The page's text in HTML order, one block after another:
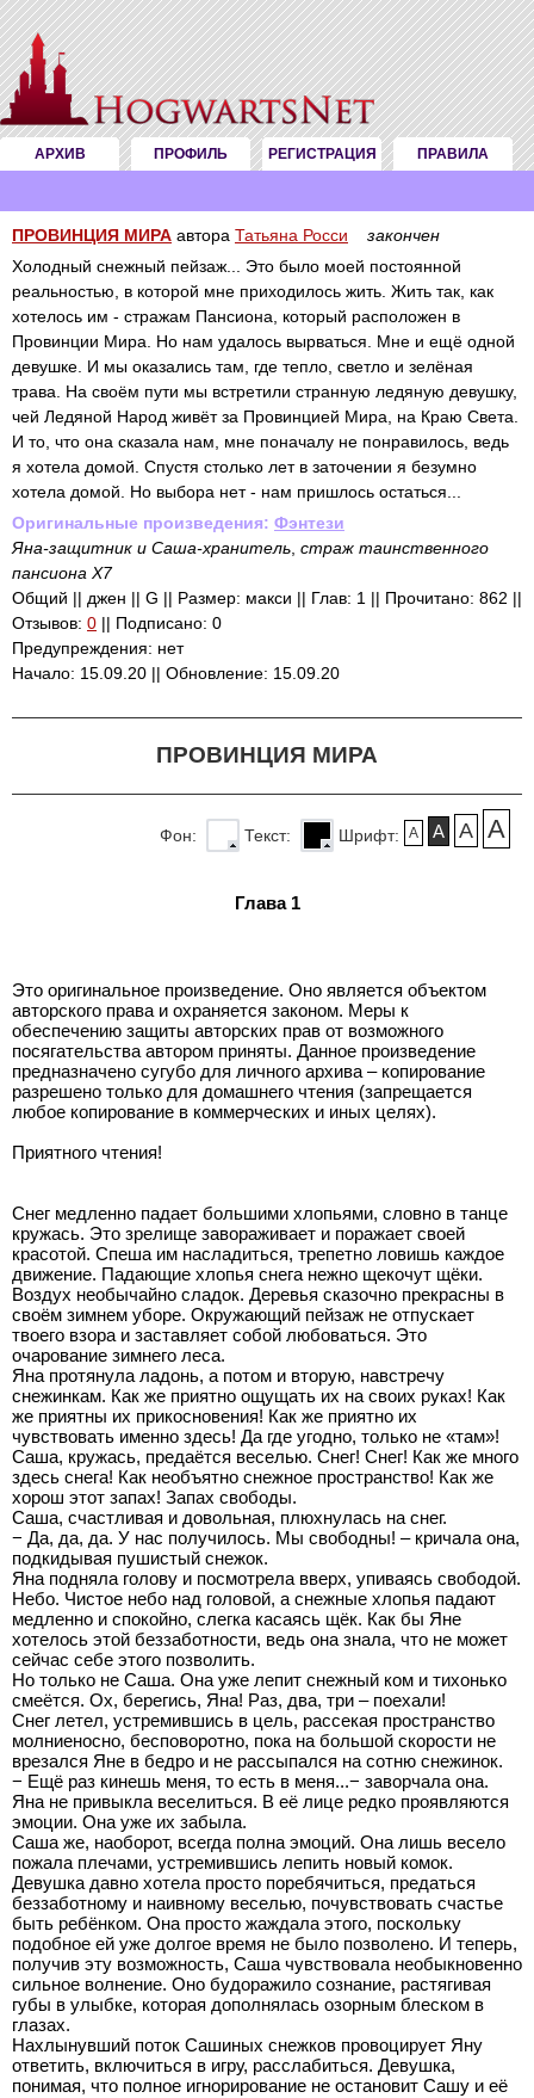
АРХИВ ПРОФИЛЬ РЕГИСТРАЦИЯ ПРАВИЛА
ПРОВИНЦИЯ МИРА автора Татьяна Росси
закончен
Холодный снежный пейзаж... Это было моей постоянной
реальностью, в которой мне приходилось жить. Жить так, как
хотелось им - стражам Пансиона, который расположен в
Провинции Мира. Но нам удалось вырваться. Мне и ещё одной
девушке. И мы оказались там, где тепло, светло и зелёная
трава. На своём пути мы встретили странную ледяную девушку,
чей Ледяной Народ живёт за Провинцией Мира, на Краю Света.
И то, что она сказала нам, мне поначалу не понравилось, ведь
я хотела домой. Спустя столько лет в заточении я безумно
хотела домой. Но выбора нет - нам пришлось остаться...
Оригинальные произведения: Фэнтези
Яна-защитник и Саша-хранитель страж таинственного
пансиона Х7
Общий || джен || G || Размер: макси || Глав: 1 || Прочитано: 862 ||
Отзывов: 0 || Подписано: 0
Предупреждения: нет
Начало: 15.09.20 || Обновление: 15.09.20
ПРОВИНЦИЯ МИРА
A A A A
Шрифт:
Текст:
Фон:
Глава 1
Это оригинальное произведение. Оно является объектом
авторского права и охраняется законом. Меры к
обеспечению защиты авторских прав от возможного
посягательства автором приняты. Данное произведение
предназначено сугубо для личного архива – копирование
разрешено только для домашнего чтения (запрещается
любое копирование в коммерческих и иных целях).
Приятного чтения!
Снег медленно падает большими хлопьями, словно в танце
кружась. Это зрелище завораживает и поражает своей
красотой. Спеша им насладиться, трепетно ловишь каждое
движение. Падающие хлопья снега нежно щекочут щёки.
Воздух необычайно сладок. Деревья сказочно прекрасны в
своём зимнем уборе. Окружающий пейзаж не отпускает
твоего взора и заставляет собой любоваться. Это
очарование зимнего леса.
Яна протянула ладонь, а потом и вторую, навстречу
снежинкам. Как же приятно ощущать их на своих руках! Как
же приятны их прикосновения! Как же приятно их
чувствовать именно здесь! Да где угодно, только не «там»!
Саша, кружась, предаётся веселью. Снег! Снег! Как же много
здесь снега! Как необъятно снежное пространство! Как же
хорош этот запах! Запах свободы.
Саша, счастливая и довольная, плюхнулась на снег.
− Да, да, да. У нас получилось. Мы свободны! – кричала она,
подкидывая пушистый снежок.
Яна подняла голову и посмотрела вверх, упиваясь свободой.
Небо. Чистое небо над головой, а снежные хлопья падают
медленно и спокойно, слегка касаясь щёк. Как бы Яне
хотелось этой беззаботности, ведь она знала, что не может
сейчас себе этого позволить.
Но только не Саша. Она уже лепит снежный ком и тихонько
смеётся. Ох, берегись, Яна! Раз, два, три – поехали!
Снег летел, устремившись в цель, рассекая пространство
молниеносно, бесповоротно, пока на большой скорости не
врезался Яне в бедро и не рассыпался на сотню снежинок.
− Ещё раз кинешь меня, то есть в меня...− заворчала она.
Яна не привыкла веселиться. В её лице редко проявляются
эмоции. Она уже их забыла.
Саша же, наоборот, всегда полна эмоций. Она лишь весело
пожала плечами, устремившись лепить новый комок.
Девушка давно хотела просто поребячиться, предаться
беззаботному и наивному веселью, почувствовать счастье
быть ребёнком. Она просто жаждала этого, поскольку
подобное ей уже долгое время не было позволено. И теперь,
получив эту возможность, Саша чувствовала необыкновенно
сильное волнение. Оно будоражило сознание, растягивая
губы в улыбке, которая дополнялась озорным блеском в
глазах.
Нахлынувший поток Сашиных снежков провоцирует Яну
ответить, включиться в игру, расслабиться. Девушка,
понимая, что полное игнорирование не остановит Сашу и её